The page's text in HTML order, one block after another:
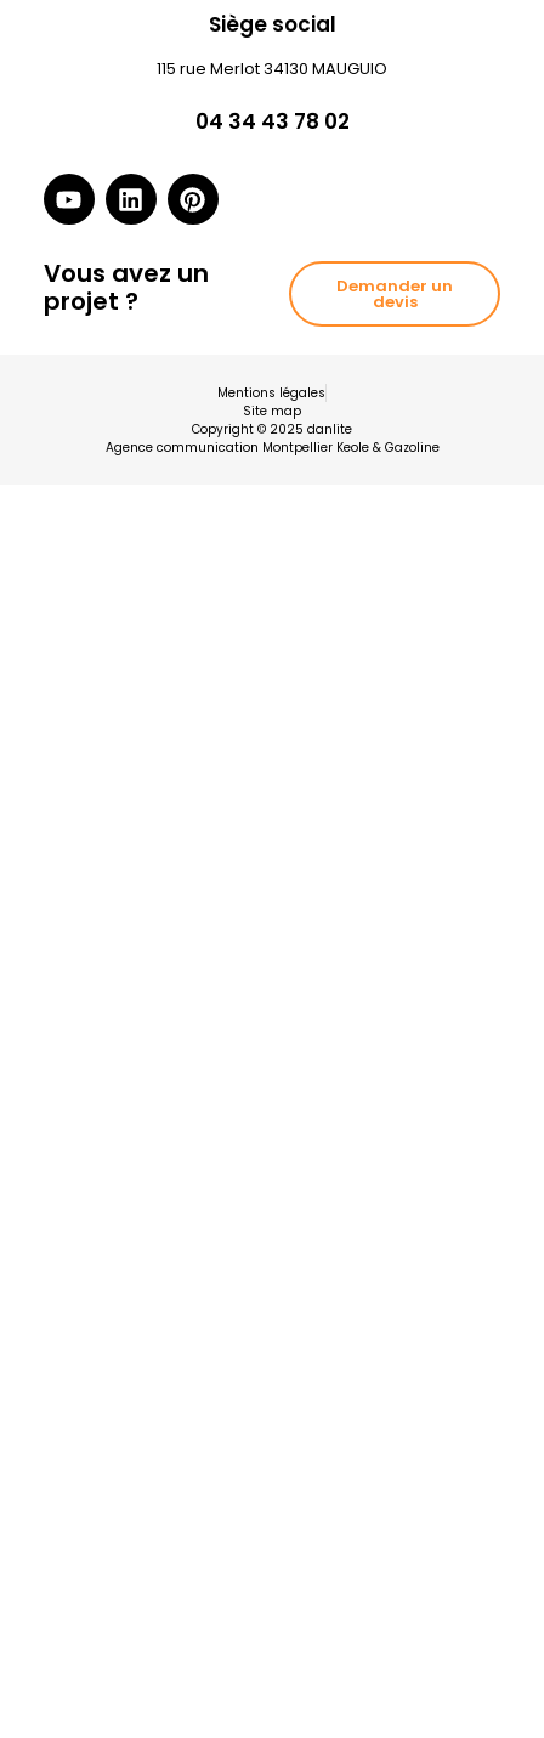
Siège social
115 rue Merlot 34130 MAUGUIO
04 34 43 78 02
Vous avez un
projet ?
Demander un
devis
Mentions légales
Site map
Copyright © 2025 danlite
Agence communication Montpellier Keole & Gazoline